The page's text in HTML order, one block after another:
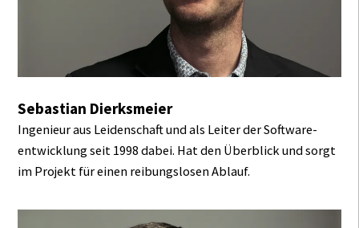
Sebastian Dierksmeier
Ingenieur aus Leiden­schaft und als Leiter der Software­
entwicklung seit 1998 dabei. Hat den Überblick und sorgt
im Projekt für einen reibungslosen Ablauf.